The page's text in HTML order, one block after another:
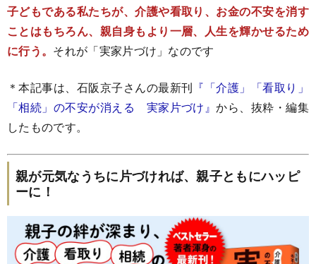
子どもである私たちが、介護や看取り、お金の不安を消す
ことはもちろん、親自身もより一層、人生を輝かせるため
に行う。 それが「実家片づけ」なのです
＊本記事は、石阪京子さんの最新刊 『「介護」「看取り」
「相続」の不安が消える 実家片づけ』から、抜粋・編集
したものです。
親が元気なうちに片づければ、親子ともにハッピ
ーに！